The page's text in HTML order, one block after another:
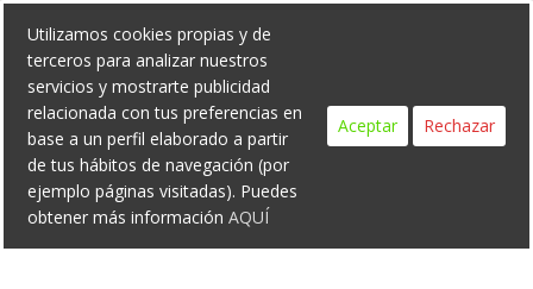
Skip
content
Search
Utilizamos cookies propias y de
terceros para analizar nuestros
servicios y mostrarte publicidad
relacionada con tus preferencias en
base a un perfil elaborado a partir
de tus hábitos de navegación (por
ejemplo páginas visitadas). Puedes
obtener más información AQUÍ
Aceptar Rechazar